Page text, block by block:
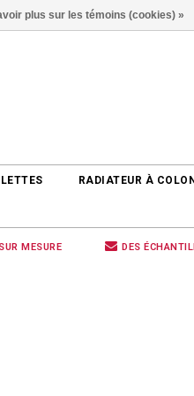
RADIATEUR À
MESURE DES
plus sur les témoins (cookies) »